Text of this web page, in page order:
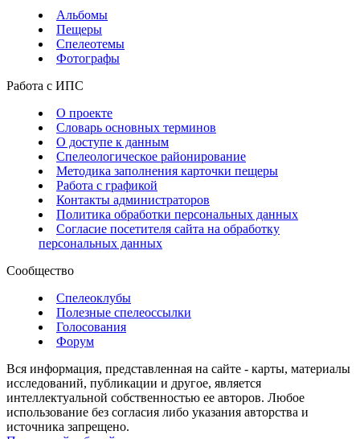
Альбомы
Пещеры
Спелеотемы
Фотографы
Работа с ИПС
О проекте
Словарь основных терминов
О доступе к данным
Спелеологическое районирование
Методика заполнения карточки пещеры
Работа с графикой
Контакты администраторов
Политика обработки персональных данных
Согласие посетителя сайта на обработку
персональных данных
Сообщество
Спелеоклубы
Полезные спелеоссылки
Голосования
Форум
Вся информация, представленная на сайте - карты, материалы
исследований, публикации и другое, является
интеллектуальной собственностью ее авторов. Любое
использование без согласия либо указания авторства и
источника запрещено.